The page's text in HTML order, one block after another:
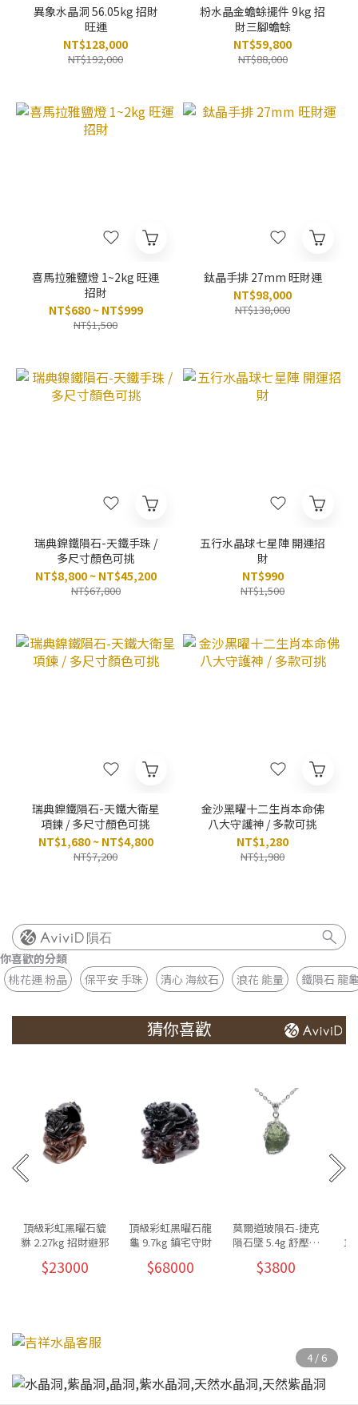
異象水晶洞 56.05kg 招財
旺運
NT$128,000
NT$192,000
粉水晶金蟾蜍擺件 9kg 招
財三腳蟾蜍
NT$59,800
NT$88,000
喜馬拉雅鹽燈 1~2kg 旺運
招財
NT$680 ~ NT$999
NT$1,500
鈦晶手排 27mm 旺財運
NT$98,000
NT$138,000
瑞典鎳鐵隕石-天鐵手珠 /
多尺寸顏色可挑
NT$8,800 ~ NT$45,200
NT$67,800
五行水晶球七星陣 開運招
財
NT$990
NT$1,500
瑞典鎳鐵隕石-天鐵大衛星
項鍊 / 多尺寸顏色可挑
NT$1,680 ~ NT$4,800
NT$7,200
金沙黑曜十二生肖本命佛
八大守護神 / 多款可挑
NT$1,280
NT$1,980
隕石
你喜歡的分類
桃花運 粉晶
保平安 手珠 清心 海紋石 浪花 能量 鐵隕石 龍
猜你喜歡
頂級彩虹黑曜石貔
貅 2.27kg 招財避邪
$23000
頂級彩虹黑曜石龍
龜 9.7kg 鎮宅守財
$68000
莫爾道玻隕石-捷克
隕石墜 5.4g 舒壓放
$3800